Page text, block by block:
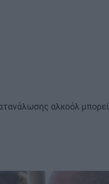
αλκοόλ μπορεί